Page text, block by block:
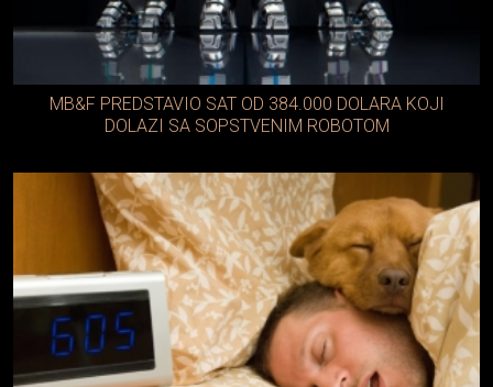
MB&F PREDSTAVIO SAT OD 384.000 DOLARA KOJI
DOLAZI SA SOPSTVENIM ROBOTOM